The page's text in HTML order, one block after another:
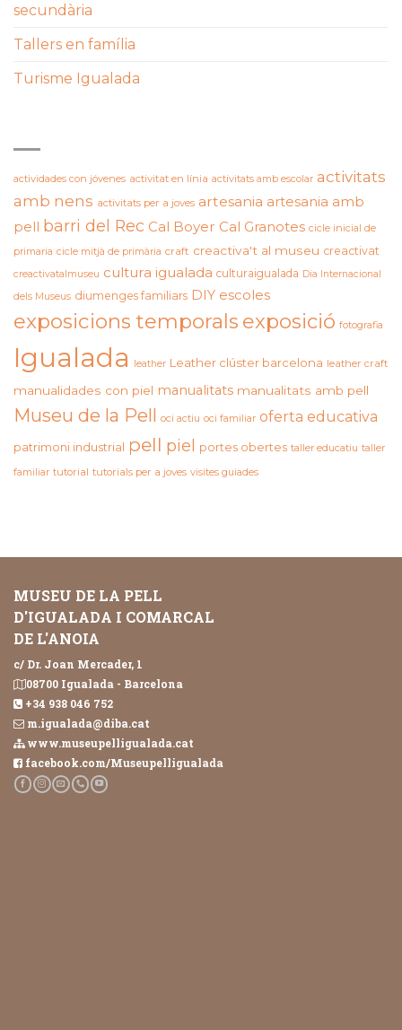
secundària
Tallers en família
Turisme Igualada
actividades con jóvenes activitat en línia activitats amb escolar activitats
amb nens activitats per a joves artesania artesania amb
pell barri del Rec Cal Boyer Cal Granotes cicle inicial de
primaria cicle mitjà de primària craft creactiva't al museu creactivat
creactivatalmuseu cultura igualada culturaigualada Dia Internacional
dels Museus diumenges familiars DIY escoles
exposicions temporals exposició fotografia
Igualada leather Leather clúster barcelona leather craft
manualidades con piel manualitats manualitats amb pell
Museu de la Pell oci actiu oci familiar oferta educativa
patrimoni industrial pell piel portes obertes taller educatiu taller
familiar tutorial tutorials per a joves visites guiades
MUSEU DE LA PELL
D'IGUALADA I COMARCAL
DE L'ANOIA
c/ Dr. Joan Mercader, 1
08700 Igualada - Barcelona
+34 938 046 752
m.igualada@diba.cat
www.museupelligualada.cat
facebook.com/Museupelligualada